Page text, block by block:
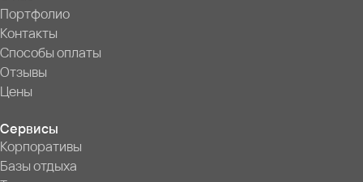
Портфолио
Контакты
Способы оплаты
Отзывы
Цены
Сервисы
Корпоративы
Базы отдыха